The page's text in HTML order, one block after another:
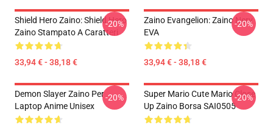
Shield Hero Zaino: Shield Hero
Zaino Stampato A Caratteri
33,94 € - 38,18 €
-20%
Zaino Evangelion: Zaino Nerv
EVA
33,94 € - 38,18 €
-20%
Demon Slayer Zaino Per
Laptop Anime Unisex
-20%
Super Mario Cute Mario Close
Up Zaino Borsa SAI0505
-20%